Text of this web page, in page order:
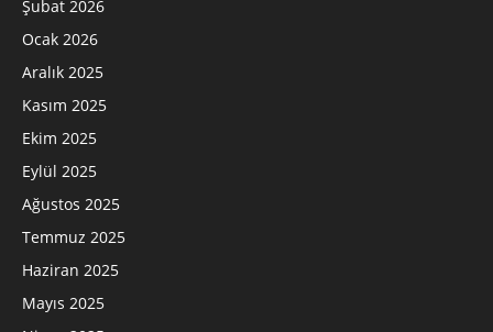
Şubat 2026
Ocak 2026
Aralık 2025
Kasım 2025
Ekim 2025
Eylül 2025
Ağustos 2025
Temmuz 2025
Haziran 2025
Mayıs 2025